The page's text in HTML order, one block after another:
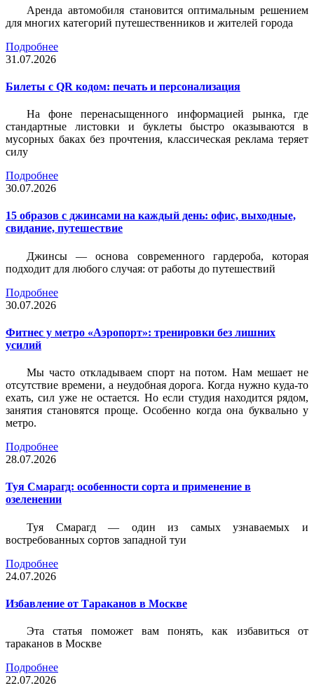
Аренда автомобиля становится оптимальным решением
для многих категорий путешественников и жителей города
Подробнее
31.07.2026
Билеты c QR кодом: печать и персонализация
На фоне перенасыщенного информацией рынка, где
стандартные листовки и буклеты быстро оказываются в
мусорных баках без прочтения, классическая реклама теряет
силу
Подробнее
30.07.2026
15 образов с джинсами на каждый день: офис, выходные,
свидание, путешествие
Джинсы — основа современного гардероба, которая
подходит для любого случая: от работы до путешествий
Подробнее
30.07.2026
Фитнес у метро «Аэропорт»: тренировки без лишних
усилий
Мы часто откладываем спорт на потом. Нам мешает не
отсутствие времени, а неудобная дорога. Когда нужно куда-то
ехать, сил уже не остается. Но если студия находится рядом,
занятия становятся проще. Особенно когда она буквально у
метро.
Подробнее
28.07.2026
Туя Смарагд: особенности сорта и применение в
озеленении
Туя Смарагд — один из самых узнаваемых и
востребованных сортов западной туи
Подробнее
24.07.2026
Избавление от Тараканов в Москве
Эта статья поможет вам понять, как избавиться от
тараканов в Москве
Подробнее
22.07.2026